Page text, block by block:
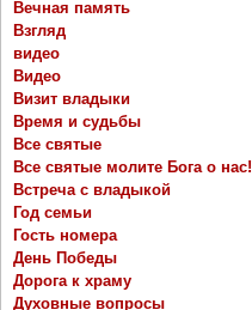
Вечная память
Взгляд
видео
Видео
Визит владыки
Время и судьбы
Все святые
Все святые молите Бога о нас!
Встреча с владыкой
Год семьи
Гость номера
День Победы
Дорога к храму
Духовные вопросы